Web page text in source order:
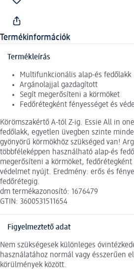
Termékinformációk
Termékleírás
Multifunkcionális alap-és fedőlakk
Argánolajjal gazdagított
Segít megerősíteni a körmöket
Fedőrétegként fényességet és
Körömszakértő A-tól Z-ig. Essie All in
fedőlakk, egyetlen üvegben szinte
gyönyörű körmökhöz szükséged van!
többféleképpen használható alap-és
megerősíteni a körmöket, fedőrétegként
védelmet nyújt. Eredmény: erős és
fedőrétegig.
dm termékazonosító: 1676479
GTIN: 3600531511654
Figyelmeztető adat
Nem szükségesek különleges
használatához normál vagy ésszerűen
körülmények között.